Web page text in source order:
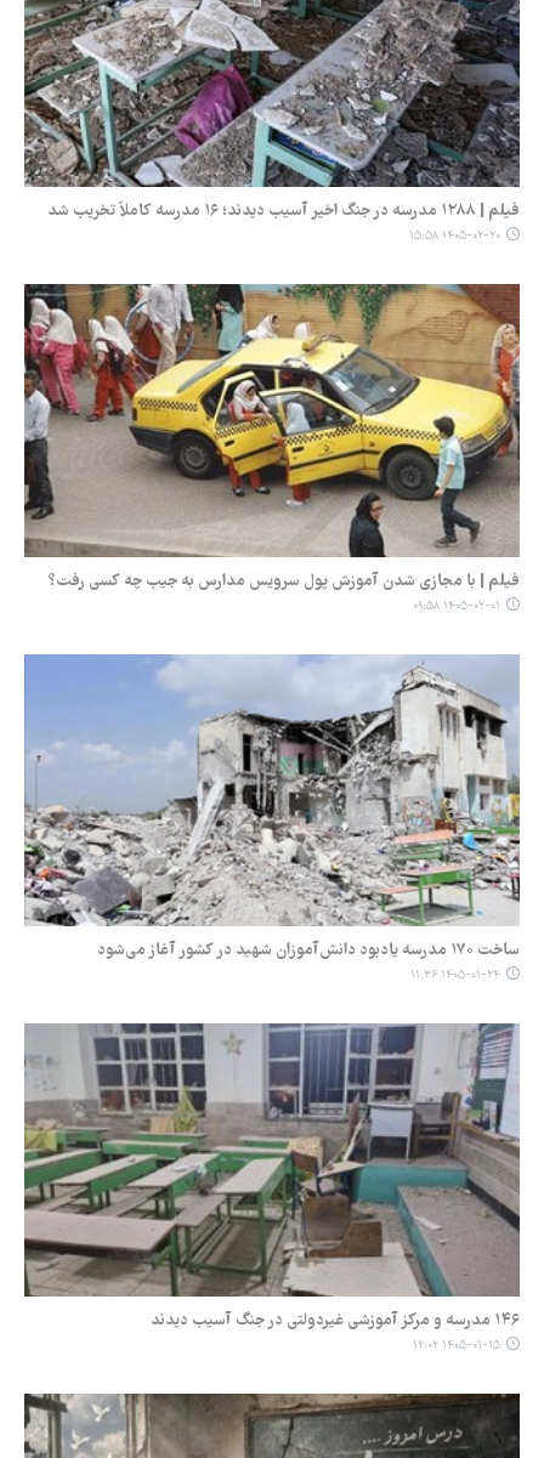
فیلم | ۱۲۸۸ مدرسه در جنگ اخیر آسیب دیدند؛ ۱۶ مدرسه کاملاً تخریب شد
۱۴۰۵-۰۲-۲۰ ۱۵:۵۸
فیلم | با مجازی شدن آموزش پول سرویس مدارس به جیب چه کسی رفت؟
۱۴۰۵-۰۲-۰۱ ۰۹:۵۸
ساخت ۱۷۰ مدرسه یادبود دانش‌آموزان شهید در کشور آغاز می‌شود
۱۴۰۵-۰۱-۲۴ ۱۱:۳۶
۱۴۶ مدرسه و مرکز آموزشی غیردولتی در جنگ آسیب‌ دیدند
۱۴۰۵-۰۱-۱۵ ۱۲:۰۲